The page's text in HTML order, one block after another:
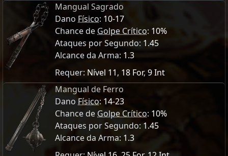
Mangual Sagrado
Dano Físico: 10-17
Chance de Golpe Crítico: 10%
Ataques por Segundo: 1.45
Alcance da Arma: 1.3
Requer: Nível 11, 18 For, 9 Int
Mangual de Ferro
Dano Físico: 14-23
Chance de Golpe Crítico: 10%
Ataques por Segundo: 1.45
Alcance da Arma: 1.3